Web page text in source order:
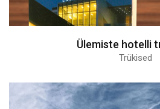
Ülemiste hotelli
Trükised